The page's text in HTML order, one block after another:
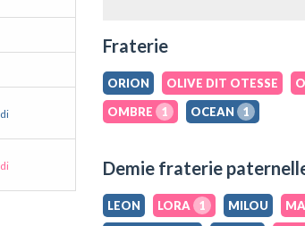
Fraterie
ORION OLIVE DIT OTESSE
OMBRE
1 OCEAN 1
Demie fraterie
LEON LORA 1 MILOU